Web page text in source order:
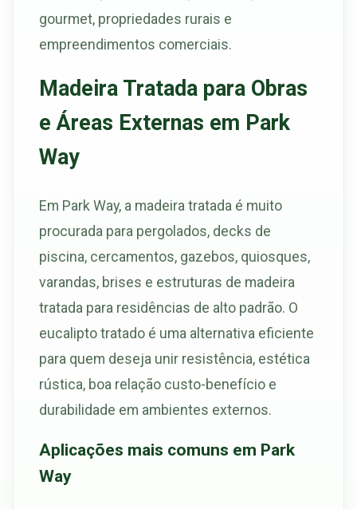
gourmet, propriedades rurais e
empreendimentos comerciais.
Madeira Tratada para Obras
e Áreas Externas em Park
Way
Em Park Way, a madeira tratada é muito
procurada para pergolados, decks de
piscina, cercamentos, gazebos, quiosques,
varandas, brises e estruturas de madeira
tratada para residências de alto padrão. O
eucalipto tratado é uma alternativa eficiente
para quem deseja unir resistência, estética
rústica, boa relação custo-benefício e
durabilidade em ambientes externos.
Aplicações mais comuns em Park
Way